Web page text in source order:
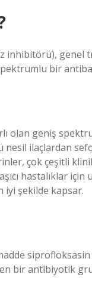
genel
bir
olan geniş
nesil ilaçlardan
çok çeşitli
hastalıklar için
şekilde kapsar.
bir antibiyotik